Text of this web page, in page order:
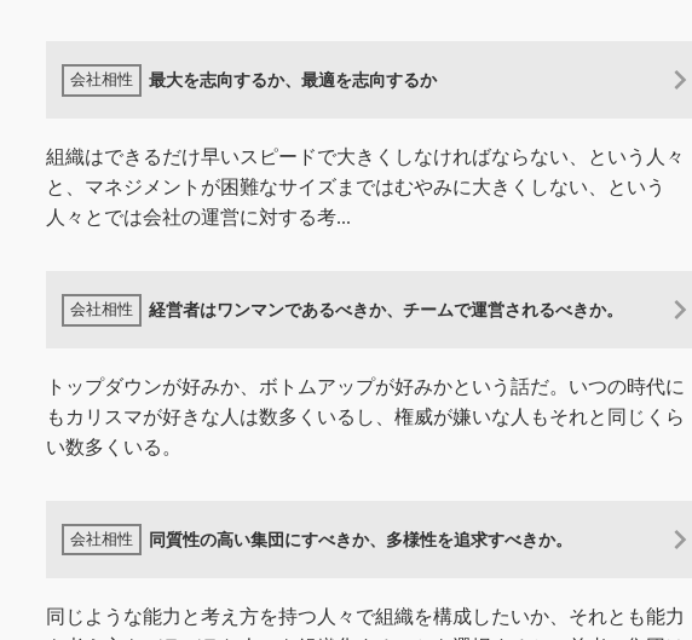
最大を志向するか、最適を志向するか
組織はできるだけ早いスピードで大きくしなければならない、という人々
と、マネジメントが困難なサイズまではむやみに大きくしない、という
人々とでは会社の運営に対する考...
経営者はワンマンであるべきか、チームで運営されるべきか。
トップダウンが好みか、ボトムアップが好みかという話だ。いつの時代に
もカリスマが好きな人は数多くいるし、権威が嫌いな人もそれと同じくら
い数多くいる。
同質性の高い集団にすべきか、多様性を追求すべきか。
同じような能力と考え方を持つ人々で組織を構成したいか、それとも能力